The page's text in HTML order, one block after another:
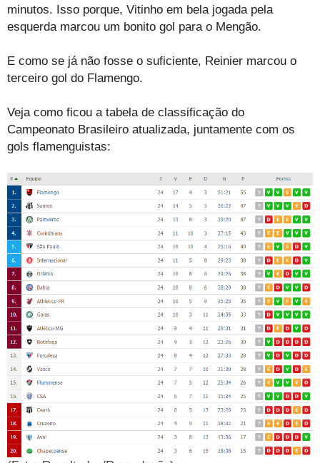
minutos. Isso porque, Vitinho em bela jogada pela
esquerda marcou um bonito gol para o Mengão.
E como se já não fosse o suficiente, Reinier marcou o
terceiro gol do Flamengo.
Veja como ficou a tabela de classificação do
Campeonato Brasileiro atualizada, juntamente com os
gols flamenguistas: